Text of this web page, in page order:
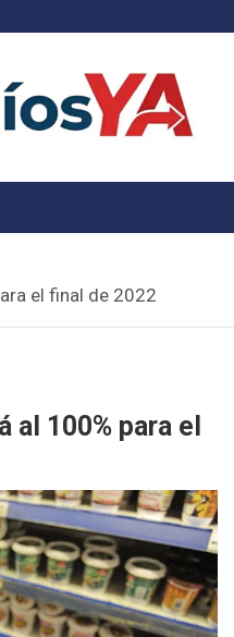
Ríos
el final de 2022
al 100% para el